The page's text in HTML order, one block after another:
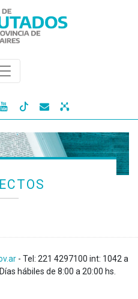
  
- Tel: 221 4297100 int: 1042 a
hábiles de 8:00 a 20:00 hs.